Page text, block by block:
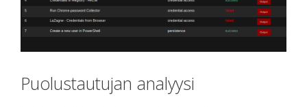
Puolustautujan analyysi